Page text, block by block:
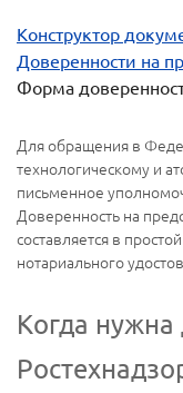
Конструктор
Доверенности на
Форма
Для обращения в
технологическому и
письменное
Доверенность на
составляется в
нотариального
Когда нужна